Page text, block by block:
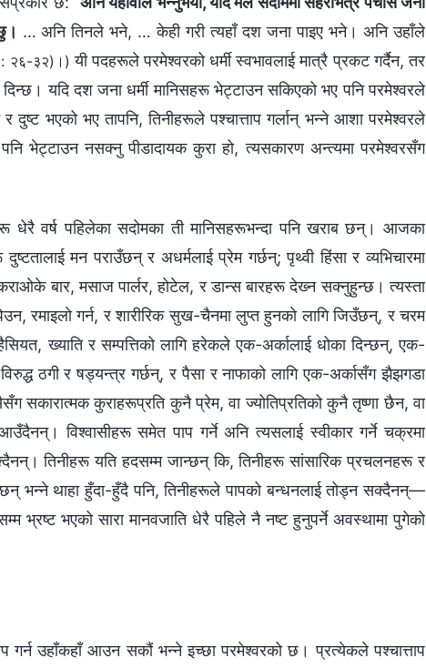
… अनि तिनले भने, … केही गरी त्यहाँ दश जना पाइए भने। अनि उहाँले
२६-३२)।) यी पदहरूले परमेश्‍वरको धर्मी स्वभावलाई मात्रै प्रकट गर्दैन, तर
यदि दश जना धर्मी मानिसहरू भेट्टाउन सकिएको भए पनि परमेश्‍वरले
भएको भए तापनि, तिनीहरूले पश्‍चात्ताप गर्लान् भन्‍ने आशा परमेश्‍वरले
भेट्टाउन नसक्‍नु पीडादायक कुरा हो, त्यसकारण अन्त्यमा परमेश्‍वरसँग
धेरै वर्ष पहिलेका सदोमका ती मानिसहरूभन्दा पनि खराब छन्। आजका
मन पराउँछन् र अधर्मलाई प्रेम गर्छन्; पृथ्वी हिंसा र व्यभिचारमा
बार, मसाज पार्लर, होटेल, र डान्स बारहरू देख्‍न सक्‍नुहुन्छ। त्यस्ता
रमाइलो गर्न, र शारीरिक सुख-चैनमा लुप्त हुनको लागि जिउँछन्, र चरम
ख्याति र सम्पत्तिको लागि हरेकले एक-अर्कालाई धोका दिन्छन्, एक-
ठगी र षड्यन्त्र गर्छन्, र पैसा र नाफाको लागि एक-अर्कासँग झैझगडा
सकारात्मक कुराहरूप्रति कुनै प्रेम, वा ज्योतिप्रतिको कुनै तृष्णा छैन, वा
विश्‍वासीहरू समेत पाप गर्ने अनि त्यसलाई स्वीकार गर्ने चक्रमा
तिनीहरू यति हदसम्‍म जान्छन् कि, तिनीहरू सांसारिक प्रचलनहरू र
भन्‍ने थाहा हुँदा-हुँदै पनि, तिनीहरूले पापको बन्धनलाई तोड्न सक्दैनन्—
भ्रष्ट भएको सारा मानवजाति धेरै पहिले नै नष्ट हुनुपर्ने अवस्थामा पुगेको
गर्न उहाँकहाँ आउन सकौं भन्‍ने इच्‍छा परमेश्‍वरको छ। प्रत्येकले पश्‍चात्ताप